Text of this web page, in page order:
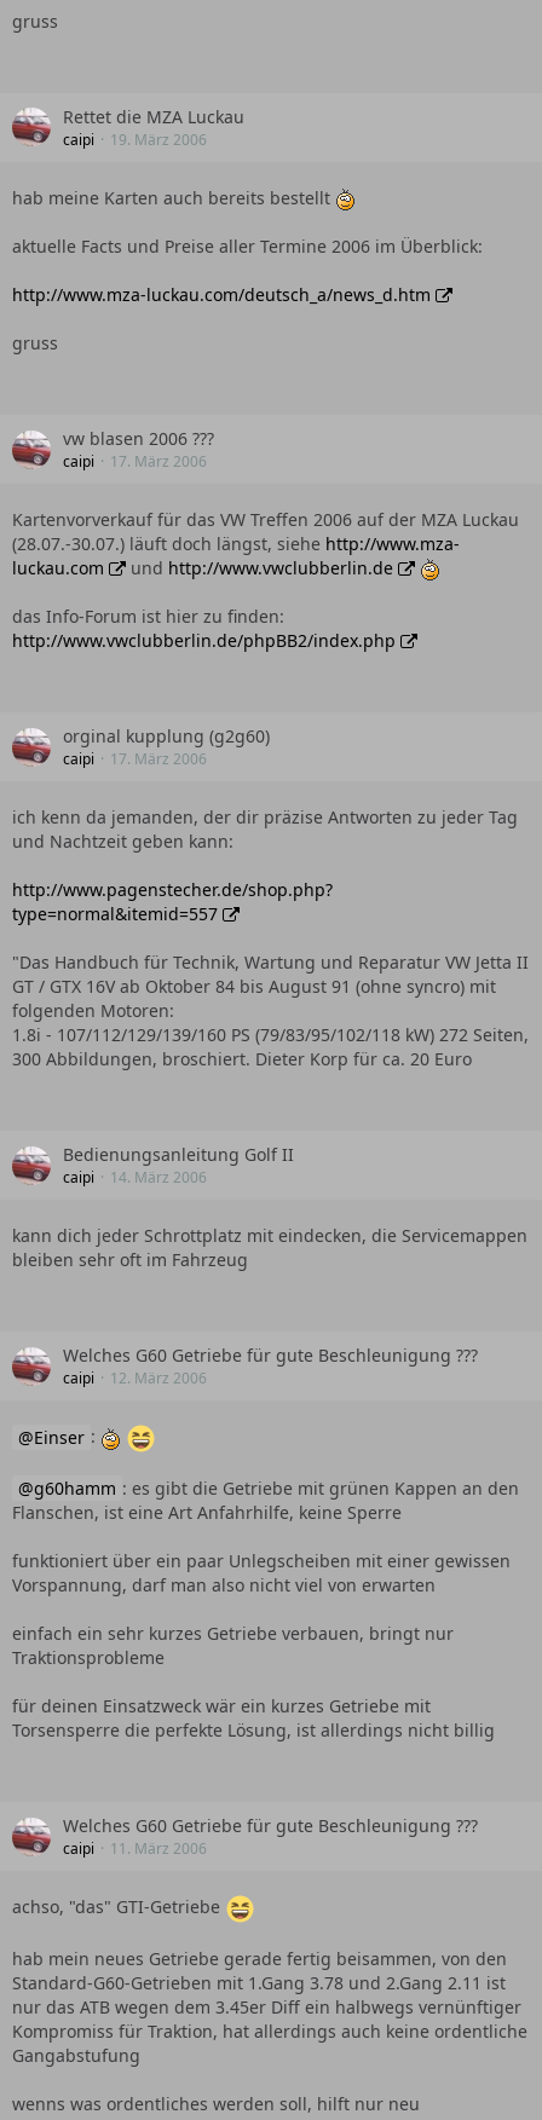
gruss
Rettet die MZA Luckau
caipi 19. März 2006
hab meine Karten auch bereits bestellt
aktuelle Facts und Preise aller Termine 2006 im Überblick:
http://www.mza-luckau.com/deutsch_a/news_d.htm
gruss
vw blasen 2006 ???
caipi 17. März 2006
Kartenvorverkauf für das VW Treffen 2006 auf der MZA Luckau
(28.07.-30.07.) läuft doch längst, siehe http://www.mza-
luckau.com
und http://www.vwclubberlin.de
das Info-Forum ist hier zu finden:
http://www.vwclubberlin.de/phpBB2/index.php
orginal kupplung (g2g60)
caipi 17. März 2006
ich kenn da jemanden, der dir präzise Antworten zu jeder Tag
und Nachtzeit geben kann:
http://www.pagenstecher.de/shop.php?
type=normal&itemid=557
"Das Handbuch für Technik, Wartung und Reparatur VW Jetta II
GT / GTX 16V ab Oktober 84 bis August 91 (ohne syncro) mit
folgenden Motoren:
1.8i - 107/112/129/139/160 PS (79/83/95/102/118 kW) 272 Seiten,
300 Abbildungen, broschiert. Dieter Korp für ca. 20 Euro
Bedienungsanleitung Golf II
caipi 14. März 2006
kann dich jeder Schrottplatz mit eindecken, die Servicemappen
bleiben sehr oft im Fahrzeug
Welches G60 Getriebe für gute Beschleunigung ???
caipi 12. März 2006
Einser :
g60hamm : es gibt die Getriebe mit grünen Kappen an den
Flanschen, ist eine Art Anfahrhilfe, keine Sperre
funktioniert über ein paar Unlegscheiben mit einer gewissen
Vorspannung, darf man also nicht viel von erwarten
einfach ein sehr kurzes Getriebe verbauen, bringt nur
Traktionsprobleme
für deinen Einsatzweck wär ein kurzes Getriebe mit
Torsensperre die perfekte Lösung, ist allerdings nicht billig
Welches G60 Getriebe für gute Beschleunigung ???
caipi 11. März 2006
achso, "das" GTI-Getriebe
hab mein neues Getriebe gerade fertig beisammen, von den
Standard-G60-Getrieben mit 1.Gang 3.78 und 2.Gang 2.11 ist
nur das ATB wegen dem 3.45er Diff ein halbwegs vernünftiger
Kompromiss für Traktion, hat allerdings auch keine ordentliche
Gangabstufung
wenns was ordentliches werden soll, hilft nur neu